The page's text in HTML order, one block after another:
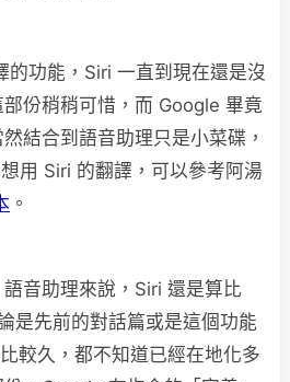
的功能，Siri 一直到現在還是沒
份稍稍可惜，而 Google 畢竟
結合到語音助理只是小菜碟，
用 Siri 的翻譯，可以參考阿湯
。
音助理來說，Siri 還是算比
是先前的對話篇或是這個功能
較久，都不知道已經在地化多